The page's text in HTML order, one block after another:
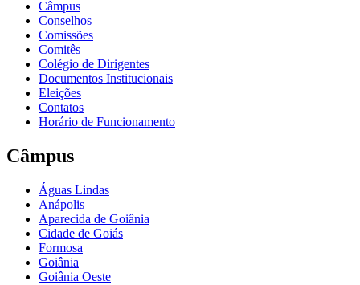
Câmpus
Conselhos
Comissões
Comitês
Colégio de Dirigentes
Documentos Institucionais
Eleições
Contatos
Horário de Funcionamento
Câmpus
Águas Lindas
Anápolis
Aparecida de Goiânia
Cidade de Goiás
Formosa
Goiânia
Goiânia Oeste